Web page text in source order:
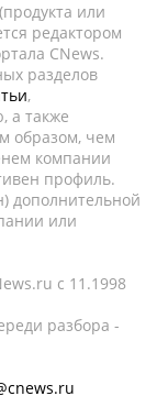
или
редактором
CNews.
разделов
,
а также
образом, чем
компании
профиль.
дополнительной
или
c 11.1998
разбора -